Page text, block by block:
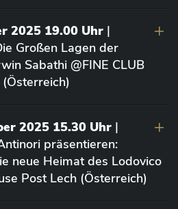
2025 19.00 Uhr |
Großen Lagen der
Sabathi @FINE CLUB
2025 15.30 Uhr |
präsentieren:
neue Heimat des Lodovico
Post Lech (Österreich)